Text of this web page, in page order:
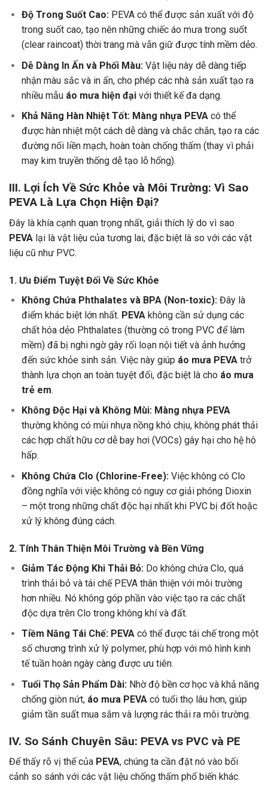
Độ Trong Suốt Cao:PEVA có thể được sản xuất với độ
trong suốt cao, tạo nên những chiếc áo mưa trong suốt
(clear raincoat) thời trang mà vẫn giữ được tính mềm dẻo.
Dễ Dàng In Ấn và Phối Màu:Vật liệu này dễ dàng tiếp
nhận màu sắc và in ấn, cho phép các nhà sản xuất tạo ra
nhiều mẫu áo mưa hiện đạivới thiết kế đa dạng.
Khả Năng Hàn Nhiệt Tốt: Màng nhựa PEVAcó thể
được hàn nhiệt một cách dễ dàng và chắc chắn, tạo ra các
đường nối liền mạch, hoàn toàn chống thấm (thay vì phải
may kim truyền thống dễ tạo lỗ hổng).
III. Lợi Ích Về Sức Khỏe và Môi Trường: Vì Sao
PEVA Là Lựa Chọn Hiện Đại?
Đây là khía cạnh quan trọng nhất, giải thích lý do vì sao
PEVA lại là vật liệu của tương lai, đặc biệt là so với các vật
liệu cũ như PVC.
1. Ưu Điểm Tuyệt Đối Về Sức Khỏe
Không Chứa Phthalates và BPA (Non-toxic):Đây là
điểm khác biệt lớn nhất. PEVAkhông cần sử dụng các
chất hóa dẻo Phthalates (thường có trong PVC để làm
mềm) đã bị nghi ngờ gây rối loạn nội tiết và ảnh hưởng
đến sức khỏe sinh sản. Việc này giúp áo mưa PEVAtrở
thành lựa chọn an toàn tuyệt đối, đặc biệt là cho áo mưa
trẻ em.
Không Độc Hại và Không Mùi: Màng nhựa PEVA
thường không có mùi nhựa nồng khó chịu, không phát thải
các hợp chất hữu cơ dễ bay hơi (VOCs) gây hại cho hệ hô
hấp.
Không Chứa Clo (Chlorine-Free):Việc không có Clo
đồng nghĩa với việc không có nguy cơ giải phóng Dioxin
– một trong những chất độc hại nhất khi PVC bị đốt hoặc
xử lý không đúng cách.
2. Tính Thân Thiện Môi Trường và Bền Vững
Giảm Tác Động Khi Thải Bỏ:Do không chứa Clo, quá
trình thải bỏ và tái chế PEVA thân thiện với môi trường
hơn nhiều. Nó không góp phần vào việc tạo ra các chất
độc dựa trên Clo trong không khí và đất.
Tiềm Năng Tái Chế: PEVAcó thể được tái chế trong một
số chương trình xử lý polymer, phù hợp với mô hình kinh
tế tuần hoàn ngày càng được ưu tiên.
Tuổi Thọ Sản Phẩm Dài:Nhờ độ bền cơ học và khả năng
chống giòn nứt, áo mưa PEVAcó tuổi thọ lâu hơn, giúp
giảm tần suất mua sắm và lượng rác thải ra môi trường.
IV. So Sánh Chuyên Sâu: PEVA vs PVC và PE
Để thấy rõ vị thế của PEVA, chúng ta cần đặt nó vào bối
cảnh so sánh với các vật liệu chống thấm phổ biến khác.